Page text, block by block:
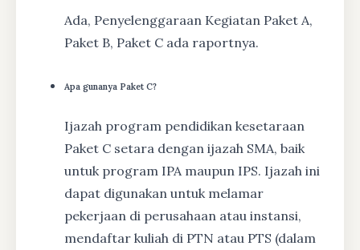
Ada, Penyelenggaraan Kegiatan Paket A,
Paket B, Paket C ada raportnya.
Apa gunanya Paket C?
Ijazah program pendidikan kesetaraan
Paket C setara dengan ijazah SMA, baik
untuk program IPA maupun IPS. Ijazah ini
dapat digunakan untuk melamar
pekerjaan di perusahaan atau instansi,
mendaftar kuliah di PTN atau PTS (dalam